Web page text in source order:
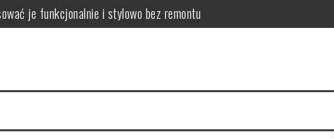
je funkcjonalnie i stylowo bez remontu
przestrzeń, by połączyć komfort i ergonomię
komfortową i funkcjonalną komunikację domową